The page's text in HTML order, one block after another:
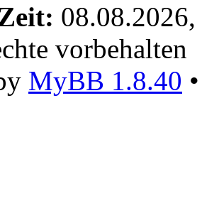
vorbehalten
MyBB 1.8.40